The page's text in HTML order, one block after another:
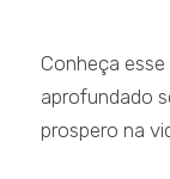
Conheça
aprofundado
prospero na